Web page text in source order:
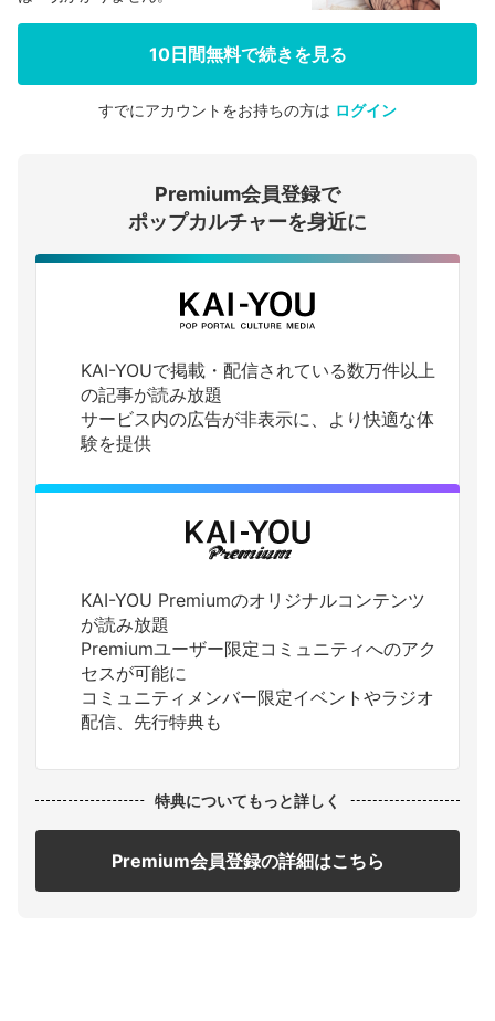
会員登録する
ログインする
10日間無料で続きを見る
すでにアカウントをお持ちの方は ログイン
Premium会員登録で
ポップカルチャーを身近に
KAI-YOUで掲載・配信されている数万件以上
の記事が読み放題
サービス内の広告が非表示に、より快適な体
験を提供
KAI-YOU Premiumのオリジナルコンテンツ
が読み放題
Premiumユーザー限定コミュニティへのアク
セスが可能に
コミュニティメンバー限定イベントやラジオ
配信、先行特典も
特典についてもっと詳しく
Premium会員登録の詳細はこちら